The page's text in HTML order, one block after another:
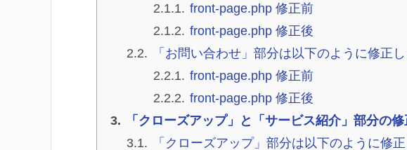
front-page.php 修正前
front-page.php 修正後
「お問い合わせ」部分は以下のように修正し
front-page.php 修正前
front-page.php 修正後
「クローズアップ」と「サービス紹介」部分の修
「クローズアップ」部分は以下のように修正